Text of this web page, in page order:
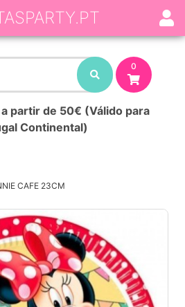
0
partir de 50€ (Válido para
Continental)
CAFE 23CM